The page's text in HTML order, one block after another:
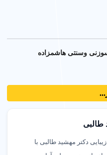
وسنتی هاشمزاده
طالبی
دکتر مهشید طالبی با